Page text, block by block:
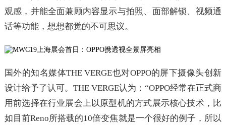
观感，并能全面兼顾内容显示与拍照、面部解锁、视频通
话等功能，想想都觉的不可思议。
国外的知名媒体THE VERGE也对OPPO的屏下摄像头创新
设计给予了认可。THE VERGE认为：“OPPO经常在正式商
用前选择在行业展会上以原型机的方式展示核心技术，比
如目前Reno所搭载的10倍变焦就是一个很好的例子，所以